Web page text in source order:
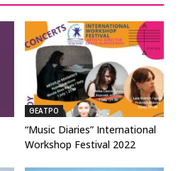
ΘΕΑΤΡΟ
“Music Diaries” International
Workshop Festival 2022